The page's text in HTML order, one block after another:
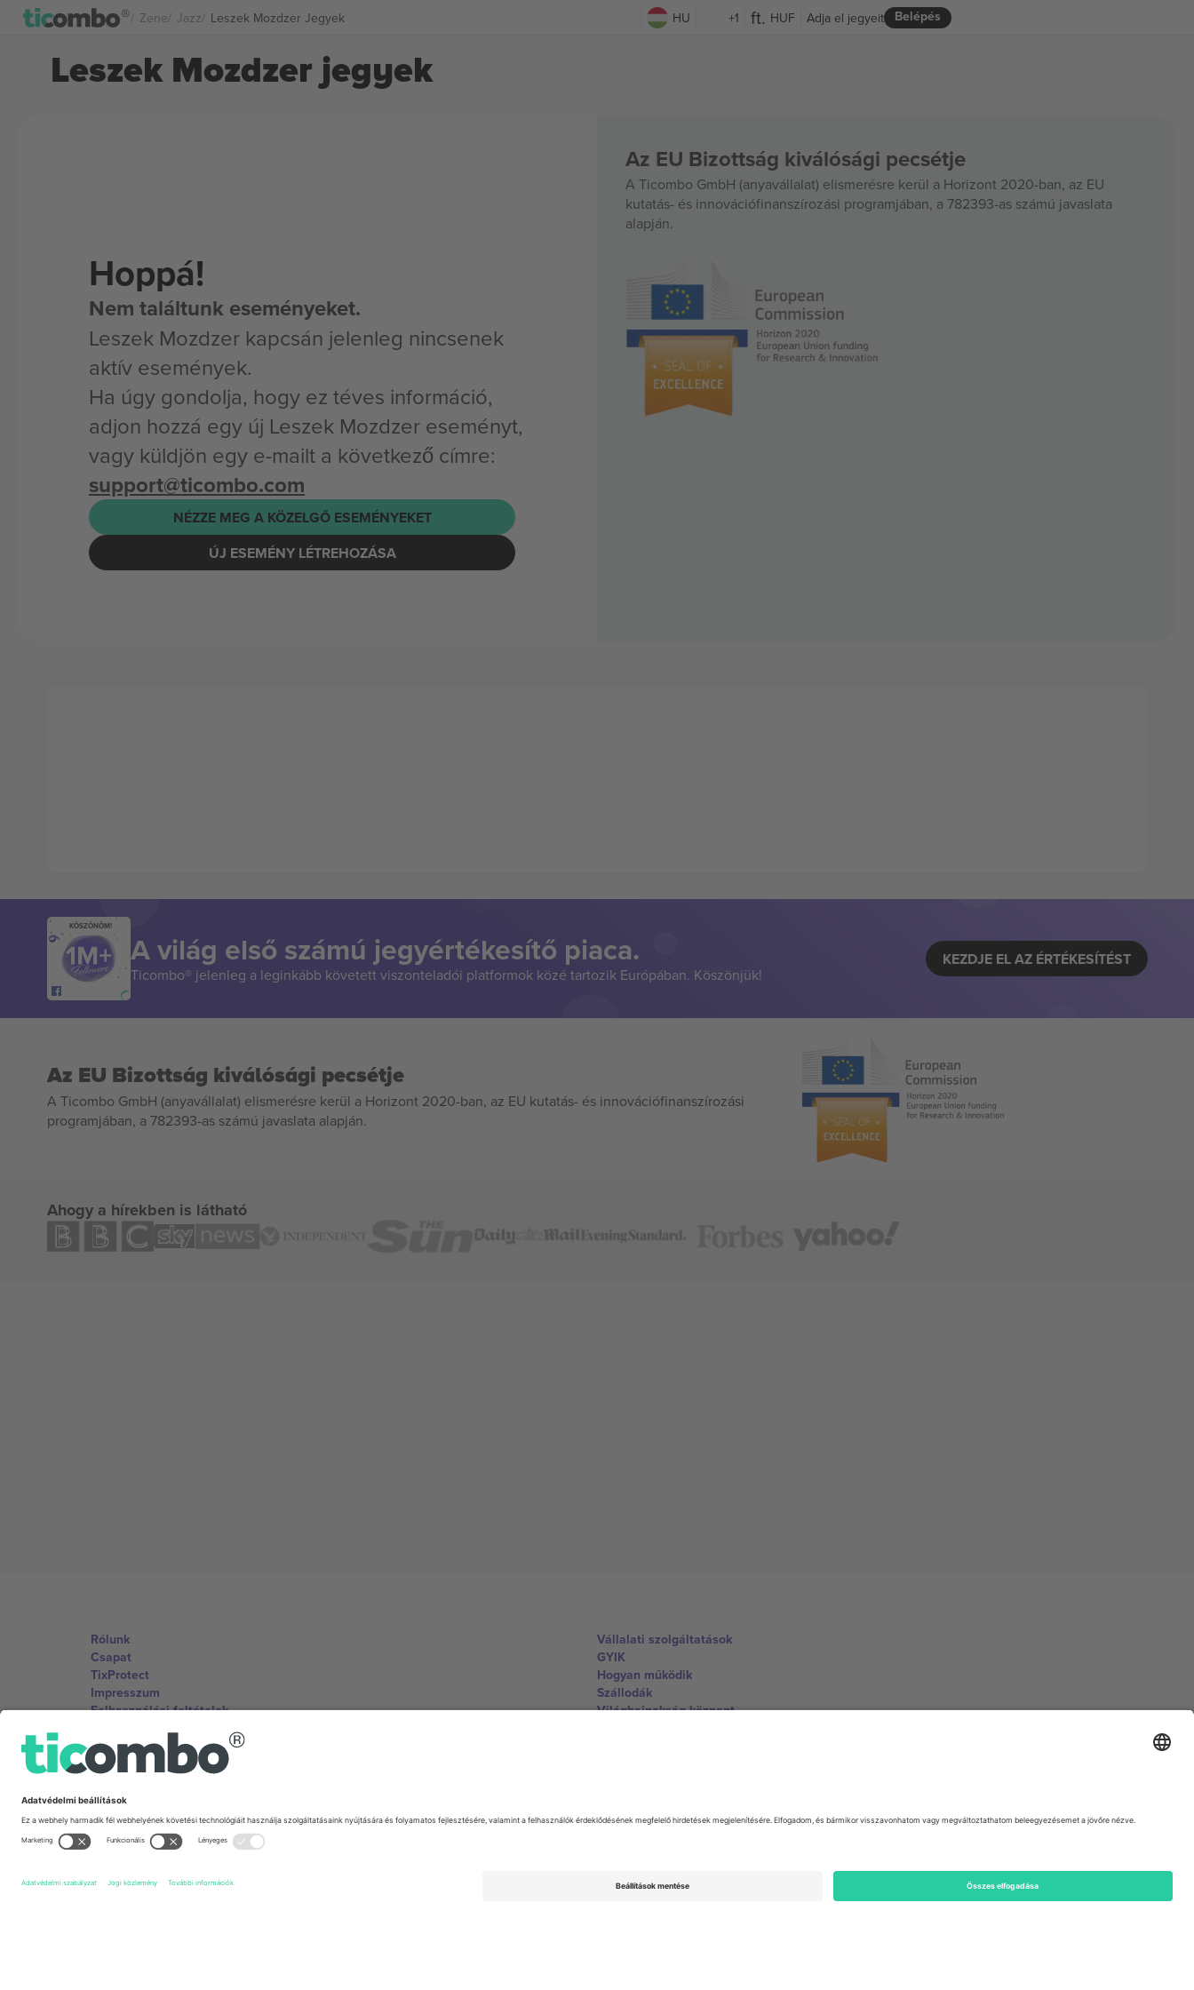
Zene Jazz Leszek Mozdzer Jegyek HU +1 HUF Belépés
Adja el jegyeit
Leszek Mozdzer jegyek
Hoppá!
Nem találtunk eseményeket.
Leszek Mozdzer kapcsán jelenleg nincsenek
aktív események.
Ha úgy gondolja, hogy ez téves információ,
adjon hozzá egy új Leszek Mozdzer eseményt,
vagy küldjön egy e-mailt a következő címre:
support@ticombo.com
NÉZZE MEG A KÖZELGŐ ESEMÉNYEKET
ÚJ ESEMÉNY LÉTREHOZÁSA
Az EU Bizottság kiválósági pecsétje
A Ticombo GmbH (anyavállalat) elismerésre kerül a Horizont 2020-ban, az EU
kutatás- és innovációfinanszírozási programjában, a 782393-as számú javaslata
alapján.
KÖSZÖNÖM!
A világ első számú jegyértékesítő piaca.
Ticombo® jelenleg a leginkább követett viszonteladói platformok közé tartozik Európában. Köszönjük!
KEZDJE EL AZ ÉRTÉKESÍTÉST
Az EU Bizottság kiválósági pecsétje
A Ticombo GmbH (anyavállalat) elismerésre kerül a Horizont 2020-ban, az EU kutatás- és innovációfinanszírozási
programjában, a 782393-as számú javaslata alapján.
Ahogy a hírekben is látható
Rólunk
Csapat
TixProtect
Impresszum
Felhasználási feltételek
Partnerprogram
Vállalati szolgáltatások
GYIK
Hogyan működik
Szállodák
Világbajnokság központ